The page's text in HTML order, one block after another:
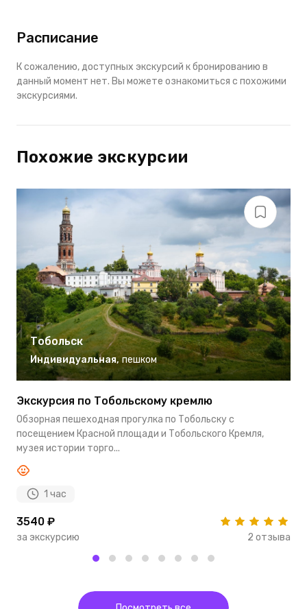
Расписание
К сожалению, доступных экскурсий к бронированию в
данный момент нет. Вы можете ознакомиться с похожими
экскурсиями.
Похожие экскурсии
Тобольск
Индивидуальная, пешком
Экскурсия по Тобольскому кремлю
Обзорная пешеходная прогулка по Тобольску с
посещением Красной площади и Тобольского Кремля,
музея истории торго...
1 час
3540 ₽
за экскурсию 2 отзыва